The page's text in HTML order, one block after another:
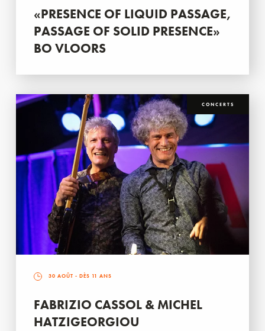
«PRESENCE OF LIQUID PASSAGE,
PASSAGE OF SOLID PRESENCE»
BO VLOORS
CONCERTS
30 AOÛT - DÈS 11 ANS
FABRIZIO CASSOL & MICHEL
HATZIGEORGIOU